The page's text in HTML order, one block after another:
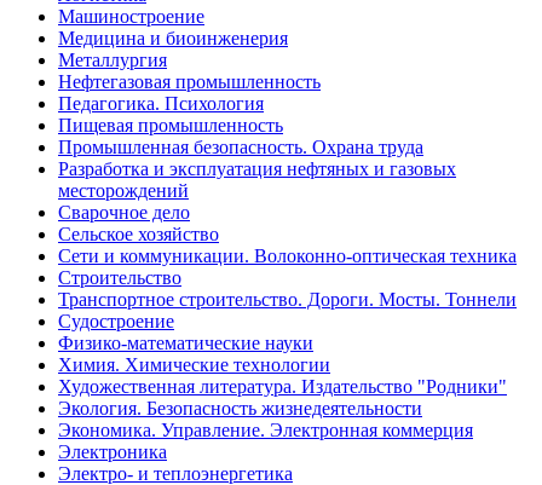
Машиностроение
Медицина и биоинженерия
Металлургия
Нефтегазовая промышленность
Педагогика. Психология
Пищевая промышленность
Промышленная безопасность. Охрана труда
Разработка и эксплуатация нефтяных и газовых
месторождений
Сварочное дело
Сельское хозяйство
Сети и коммуникации. Волоконно-оптическая техника
Строительство
Транспортное строительство. Дороги. Мосты. Тоннели
Судостроение
Физико-математические науки
Химия. Химические технологии
Художественная литература. Издательство "Родники"
Экология. Безопасность жизнедеятельности
Экономика. Управление. Электронная коммерция
Электроника
Электро- и теплоэнергетика